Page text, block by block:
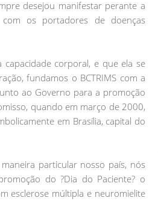
desejou manifestar perante a
os portadores de doenças
corporal, e que ela se
fundamos o BCTRIMS com a
ao Governo para a promoção
quando em março de 2000,
em Brasília, capital do
particular nosso país, nós
do ?Dia do Paciente? o
esclerose múltipla e neuromielite